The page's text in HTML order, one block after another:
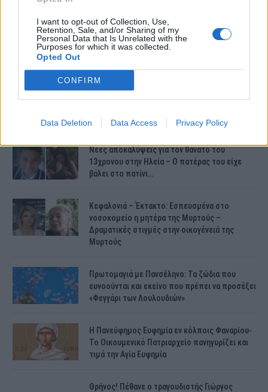
I want to opt-out of Collection, Use,
Retention, Sale, and/or Sharing of my
Personal Data that Is Unrelated with the
Purposes for which it was collected.
Opted Out
CONFIRM
Data Deletion Data Access Privacy Policy
ΤΕΛΕΥΤΑΙΕΣ ΕΙΔΗΣΕΙΣ
Συντάξεις Ιουνίου 2026: Τι θα ισχύσει; Πότε θα
Νέες αποκαλύψεις για τον θάνατο του
13χρονου στην Ηλεία – Ο πατέρας του είχε
βάλει στο πατίνι…
Κεφαλονιά – Έκτακτο: Εσπευσμένα στο
νοσοκομείο η μητέρα της Μυρτούς –
Δραματικές στιγμές στην οικογένειά της
Μυρτούς
Πρωτομαγιά με Πανσέληνο: Τα ζώδια που
ευνοούνται και εκείνο που πρέπει να προσέξει
«Φεγγάρι των Λουλουδιών»
H Πανεύφημος Ευφημία εν κόλποις Φαναρίου-
Το Οικουμενικό Πατριαρχείο πανηγυρίζει και
τιμά την Αγία Ευφημία
Θρήνος! Πέθανε ο τραγουδιστής Γιώργος